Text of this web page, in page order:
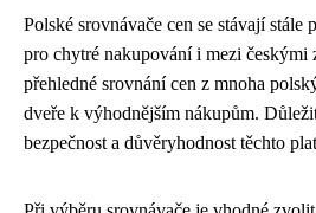
Polské srovnávače cen se stávají stále
pro chytré nakupování i mezi českými
přehledné srovnání cen z mnoha
dveře k výhodnějším nákupům.
bezpečnost a důvěryhodnost těchto